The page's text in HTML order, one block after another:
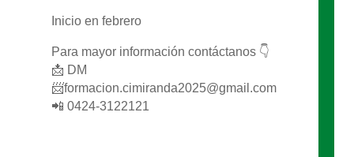
Inicio en febrero
Para mayor información contáctanos 👇
📩 DM
📨formacion.cimiranda2025@gmail.com
📲 0424-3122121